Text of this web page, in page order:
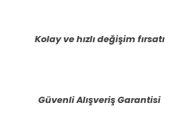
Kolay ve hızlı değişim fırsatı
Güvenli Alışveriş Garantisi